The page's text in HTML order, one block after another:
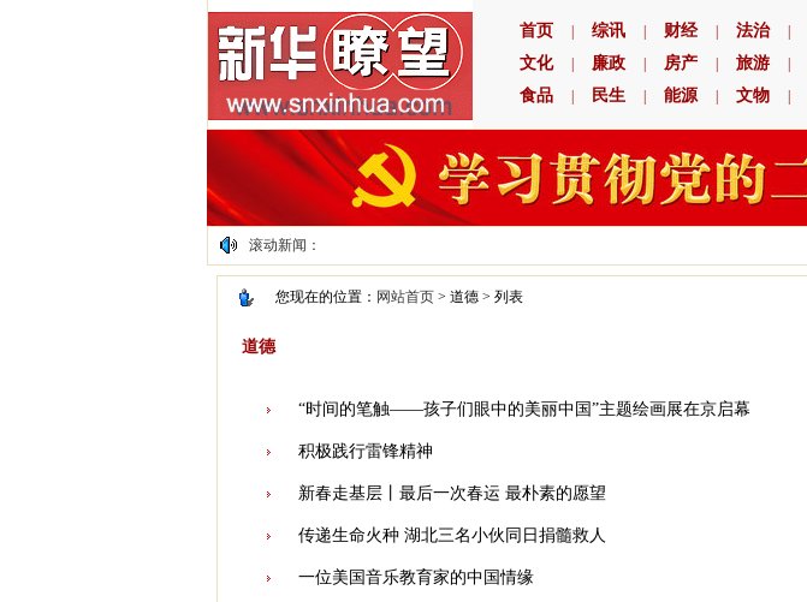
首页 综讯 财经 法治
文化
廉政 房产 旅游
食品
民生 能源 文物
滚动新闻：
您现在的位置： 网站首页 > 道德 > 列表
道德
“时间的笔触——孩子们眼中的美丽中国”主题绘画展在京启幕
积极践行雷锋精神
新春走基层丨最后一次春运 最朴素的愿望
传递生命火种 湖北三名小伙同日捐髓救人
一位美国音乐教育家的中国情缘